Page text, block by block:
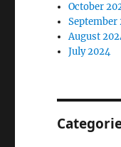
October
September
August
July 2024